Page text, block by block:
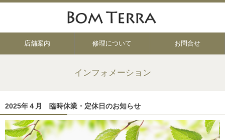
店舗案内 修理について お問合せ
インフォメーション
2025年４月 臨時休業・定休日のお知らせ